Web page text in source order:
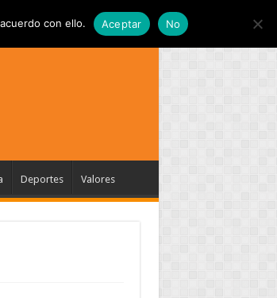
Deportes Valores
con ello. Aceptar No